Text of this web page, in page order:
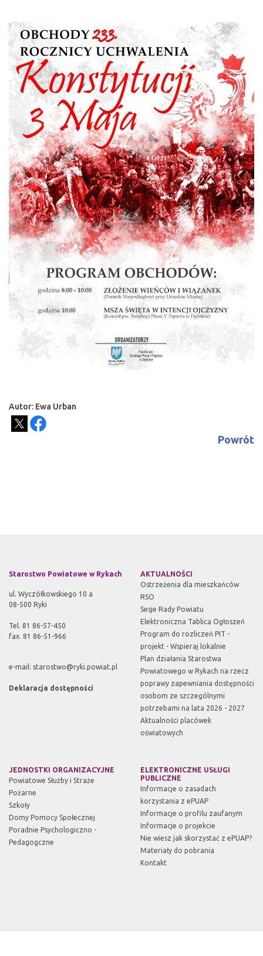
Autor: Ewa Urban
Powrót
Starostwo Powiatowe w Rykach
ul. Wyczółkowskiego 10 a
08-500 Ryki
Tel. 81 86-57-450
fax. 81 86-51-966
e-mail: starostwo@ryki.powiat.pl
Deklaracja dostępności
AKTUALNOŚCI
Ostrzeżenia dla mieszkańców
RSO
Sesje Rady Powiatu
Elektroniczna Tablica Ogłoszeń
Program do rozliczeń PIT -
projekt - Wspieraj lokalnie
Plan działania Starostwa
Powiatowego w Rykach na rzecz
poprawy zapewniania dostępności
osobom ze szczególnymi
potrzebami na lata 2026 - 2027
Aktualności placówek
oświatowych
JEDNOSTKI ORGANIZACYJNE
Powiatowe Służby i Straże
Pożarne
Szkoły
Domy Pomocy Społecznej
Poradnie Psychologiczno -
Pedagogczne
ELEKTRONICZNE USŁUGI
PUBLICZNE
Informacje o zasadach
korzystania z ePUAP
Informacje o profilu zaufanym
Informacje o projekcie
Nie wiesz jak skorzystać z ePUAP?
Materiały do pobrania
Kontakt